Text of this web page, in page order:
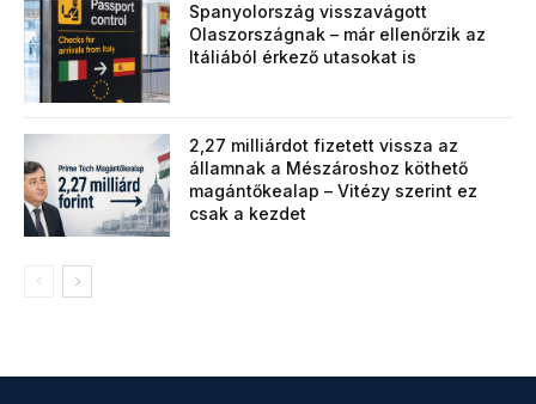
Spanyolország visszavágott
Olaszországnak – már ellenőrzik az
Itáliából érkező utasokat is
2,27 milliárdot fizetett vissza az
államnak a Mészároshoz köthető
magántőkealap – Vitézy szerint ez
csak a kezdet